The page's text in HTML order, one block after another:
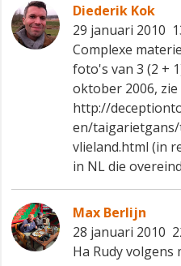
Diederik Kok
29 januari 2010
Complexe
foto's van 3 (2 +
oktober 2006,
http://
en/
vlieland.html (in
in NL die
Max Berlijn
28 januari 2010
Ha Rudy